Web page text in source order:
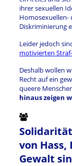
ihrer sexuellen
Homosexuellen-
Diskriminierung
Leider jedoch
motivierten
Deshalb wollen
Recht auf ein
queere
hinaus zeigen
von
Gewalt